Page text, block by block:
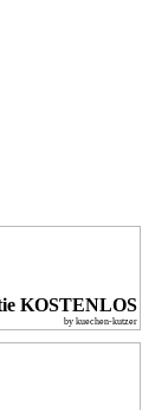
KOSTENLOS
by kuechen-kutzer